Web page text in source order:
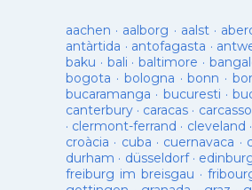
aachen · aalborg · aalst·
antàrtida · antofagasta ·
baku · bali ·baltimore ·
bogota · bologna ·bonn ·
bucaramanga · bucuresti ·
canterbury · caracas ·
· clermont-ferrand · cleveland ·
croàcia · cuba · cuernavaca ·
durham · düsseldorf·
freiburg im breisgau ·